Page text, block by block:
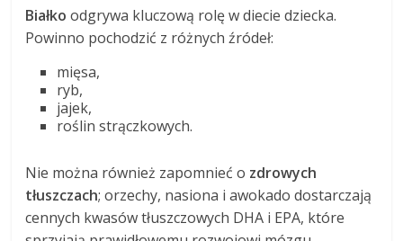
Białko odgrywa kluczową rolę w diecie dziecka.
Powinno pochodzić z różnych źródeł:
mięsa,
ryb,
jajek,
roślin strączkowych.
Nie można również zapomnieć o zdrowych
tłuszczach; orzechy, nasiona i awokado dostarczają
cennych kwasów tłuszczowych DHA i EPA, które